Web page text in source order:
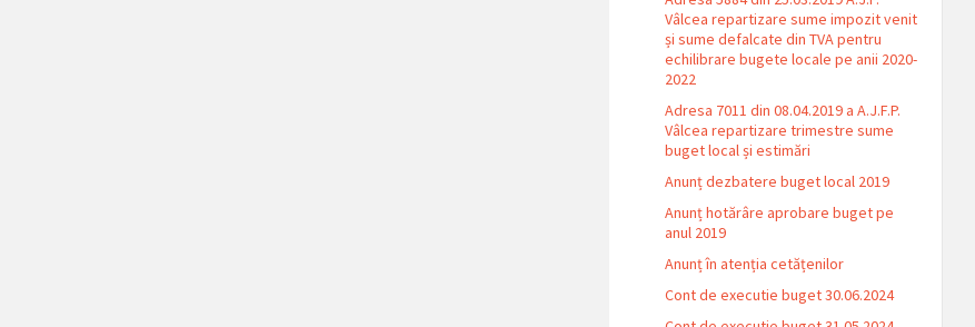
Vâlcea repartizare sume impozit venit
și sume defalcate din TVA pentru
echilibrare bugete locale pe anii 2020-
2022
Adresa 7011 din 08.04.2019 a A.J.F.P.
Vâlcea repartizare trimestre sume
buget local și estimări
Anunț dezbatere buget local 2019
Anunț hotărâre aprobare buget pe
anul 2019
Anunț în atenția cetățenilor
Cont de executie buget 30.06.2024